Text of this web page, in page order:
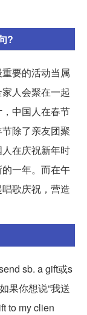
?
要的活动当属
人会聚在一起
中国人在春节
除了亲友团聚
在庆祝新年时
一年。而在午
歌庆祝，营造
sb. a gift或s
果你想说“我送
to my clien